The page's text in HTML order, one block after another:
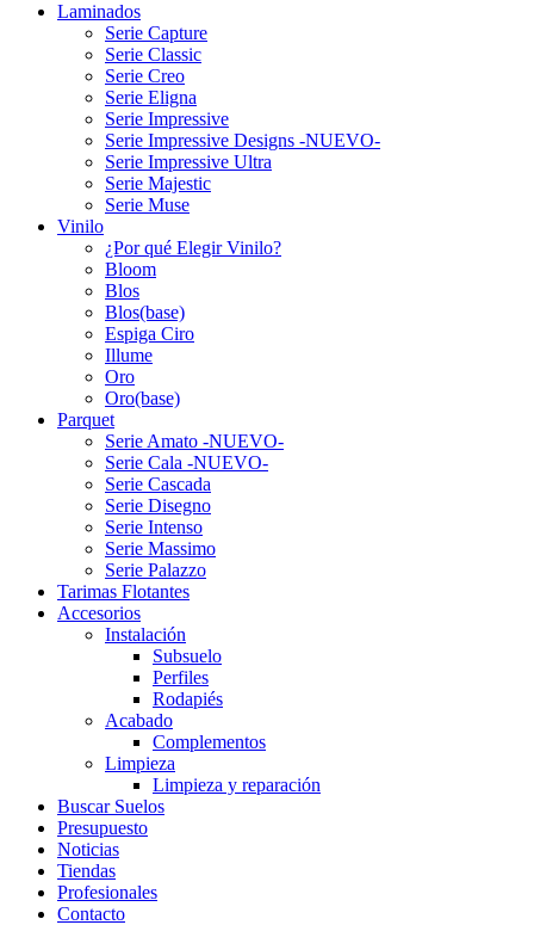
Laminados
Serie Capture
Serie Classic
Serie Creo
Serie Eligna
Serie Impressive
Serie Impressive Designs -NUEVO-
Serie Impressive Ultra
Serie Majestic
Serie Muse
Vinilo
¿Por qué Elegir Vinilo?
Bloom
Blos
Blos(base)
Espiga Ciro
Illume
Oro
Oro(base)
Parquet
Serie Amato -NUEVO-
Serie Cala -NUEVO-
Serie Cascada
Serie Disegno
Serie Intenso
Serie Massimo
Serie Palazzo
Tarimas Flotantes
Accesorios
Instalación
Subsuelo
Perfiles
Rodapiés
Acabado
Complementos
Limpieza
Limpieza y reparación
Buscar Suelos
Presupuesto
Noticias
Tiendas
Profesionales
Contacto